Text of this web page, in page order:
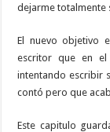
dejarme totalmente
El nuevo objetivo
escritor que en el
intentando escribir
contó pero que
Este capitulo